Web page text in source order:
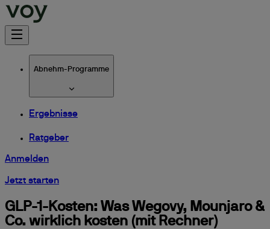
Abnehm-Programme
Ergebnisse
Ratgeber
Anmelden
Jetzt starten
GLP-1-Kosten: Was Wegovy, Mounjaro &
Co. wirklich kosten (mit Rechner)